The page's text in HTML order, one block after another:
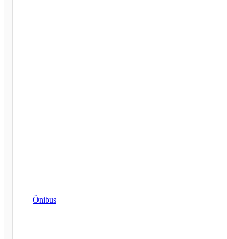
Ônibus